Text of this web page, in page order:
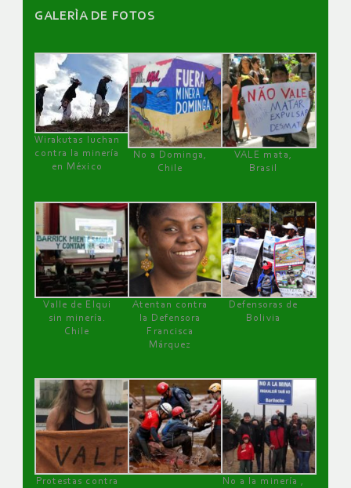
GALERÌA DE FOTOS
Wirakutas luchan
contra la minería
en México
No a Dominga,
Chile
VALE mata,
Brasil
Valle de Elqui
sin minería.
Chile
Atentan contra
la Defensora
Francisca
Márquez
Defensoras de
Bolivia
Protestas contra
No a la minería ,